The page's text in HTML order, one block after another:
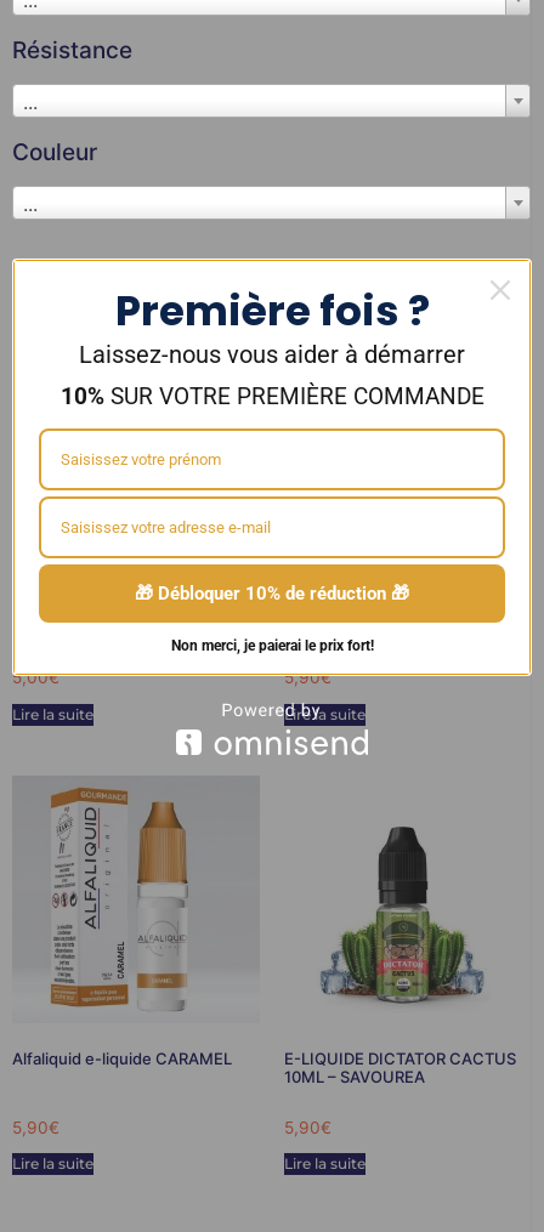
Résistance
...
Couleur
...
E-LIQUIDES
E-Liquide CLASSIC CAFE 10ml –
Savourea
5,00€
Lire la suite
5,90€
Lire la suite
Alfaliquid e-liquide CARAMEL
5,90€
Lire la suite
E-LIQUIDE DICTATOR CACTUS
10ML – SAVOUREA
5,90€
Lire la suite
Première fois ?
Laissez-nous vous aider à démarrer
10%SUR VOTRE PREMIÈRE COMMANDE
🎁 Débloquer 10% de réduction 🎁
Non merci, je paierai le prix fort!